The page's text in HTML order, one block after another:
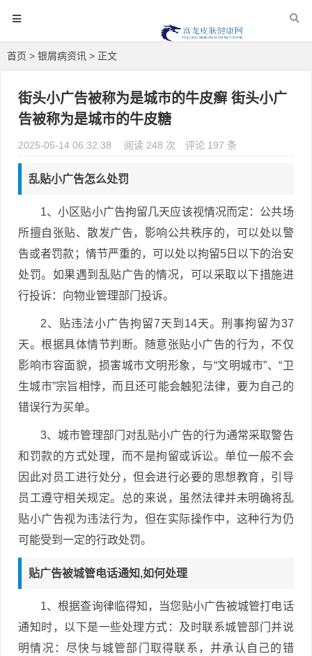
首页 > 银屑病资讯 > 正文
街头小广告被称为是城市的牛皮癣 街头小广
告被称为是城市的牛皮糖
2025-05-14 06:32:38 阅读 248 次 评论 197 条
乱贴小广告怎么处罚
1、小区贴小广告拘留几天应该视情况而定：公共场
所擅自张贴、散发广告，影响公共秩序的，可以处以警
告或者罚款；情节严重的，可以处以拘留5日以下的治安
处罚。如果遇到乱贴广告的情况，可以采取以下措施进
行投诉：向物业管理部门投诉。
2、贴违法小广告拘留7天到14天。刑事拘留为37
天。根据具体情节判断。随意张贴小广告的行为，不仅
影响市容面貌，损害城市文明形象，与“文明城市”、“卫
生城市”宗旨相悖，而且还可能会触犯法律，要为自己的
错误行为买单。
3、城市管理部门对乱贴小广告的行为通常采取警告
和罚款的方式处理，而不是拘留或诉讼。单位一般不会
因此对员工进行处分，但会进行必要的思想教育，引导
员工遵守相关规定。总的来说，虽然法律并未明确将乱
贴小广告视为违法行为，但在实际操作中，这种行为仍
可能受到一定的行政处罚。
贴广告被城管电话通知,如何处理
1、根据查询律临得知，当您贴小广告被城管打电话
通知时，以下是一些处理方式：及时联系城管部门并说
明情况：尽快与城管部门取得联系，并承认自己的错